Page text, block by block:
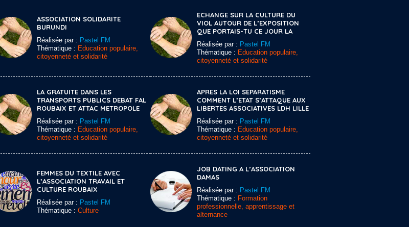
ASSOCIATION SOLIDARITE
BURUNDI
Réalisée par : Pastel FM
Thématique : Education populaire,
citoyenneté et solidarité
ECHANGE SUR LA CULTURE DU
VIOL AUTOUR DE L’EXPOSITION
QUE PORTAIS-TU CE JOUR LA
Réalisée par : Pastel FM
Thématique : Education populaire,
citoyenneté et solidarité
LA GRATUITE DANS LES
TRANSPORTS PUBLICS DEBAT FAL
ROUBAIX ET ATTAC METROPOLE
Réalisée par : Pastel FM
Thématique : Education populaire,
citoyenneté et solidarité
APRES LA LOI SEPARATISME
COMMENT L’ETAT S’ATTAQUE AUX
LIBERTES ASSOCIATIVES LDH LILLE
Réalisée par : Pastel FM
Thématique : Education populaire,
citoyenneté et solidarité
FEMMES DU TEXTILE AVEC
L’ASSOCIATION TRAVAIL ET
CULTURE ROUBAIX
Réalisée par : Pastel FM
Thématique : Culture
JOB DATING A L’ASSOCIATION
DAMAS
Réalisée par : Pastel FM
Thématique : Formation
professionnelle, apprentissage et
alternance